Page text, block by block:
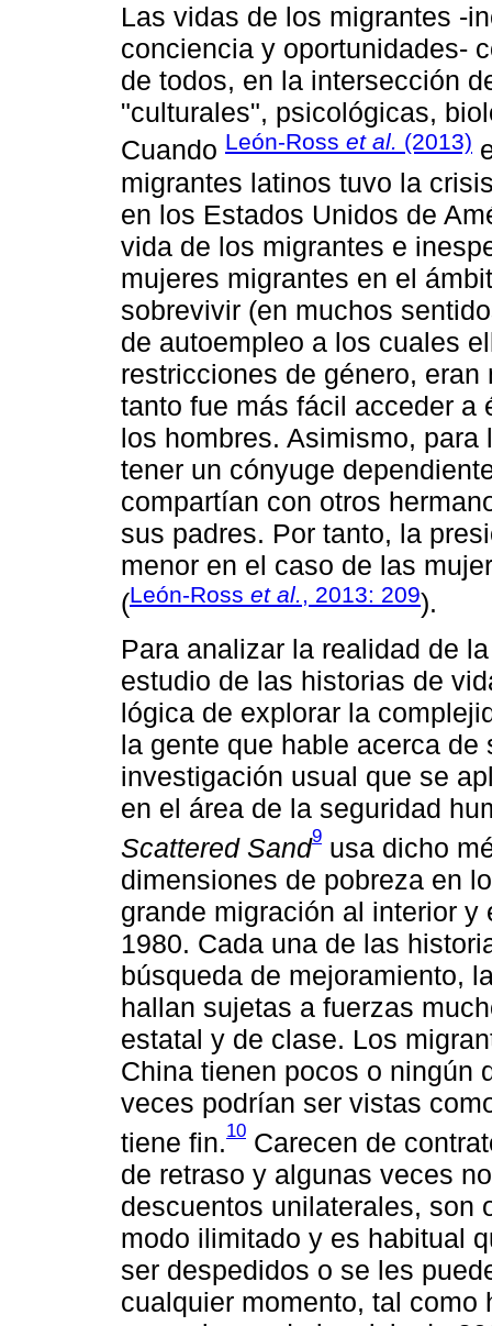
Las vidas de los migrantes -
conciencia y oportunidades-
de todos, en la intersección
"culturales", psicológicas,
Cuando León-Ross et al. (2013)
migrantes latinos tuvo la
en los Estados Unidos de
vida de los migrantes e
mujeres migrantes en el
sobrevivir (en muchos
de autoempleo a los cuales
restricciones de género,
tanto fue más fácil acceder a
los hombres. Asimismo,
tener un cónyuge
compartían con otros
sus padres. Por tanto, la
menor en el caso de las
(León-Ross et al. , 2013: 209).
Para analizar la realidad de
estudio de las historias de
lógica de explorar la
la gente que hable acerca
investigación usual que se
en el área de la seguridad
Scattered Sand9 usa dicho
dimensiones de pobreza en
grande migración al interior
1980. Cada una de las
búsqueda de mejoramiento,
hallan sujetas a fuerzas
estatal y de clase. Los
China tienen pocos o ningún
veces podrían ser vistas
tiene fin.10 Carecen de
de retraso y algunas veces
descuentos unilaterales, son
modo ilimitado y es habitual
ser despedidos o se les
cualquier momento, tal